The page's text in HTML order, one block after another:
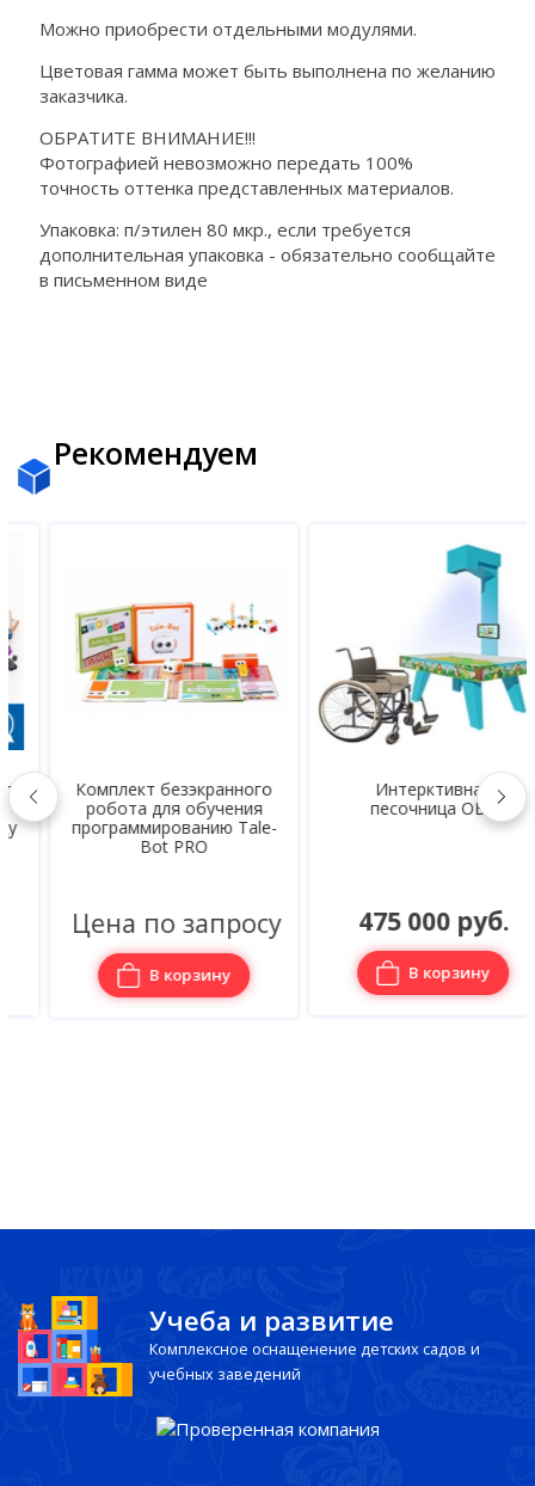
Можно приобрести отдельными модулями.
Цветовая гамма может быть выполнена по желанию
заказчика.
ОБРАТИТЕ ВНИМАНИЕ!!!
Фотографией невозможно передать 100%
точность оттенка представленных материалов.
Упаковка: п/этилен 80 мкр., если требуется
дополнительная упаковка - обязательно сообщайте
в письменном виде
Рекомендуем
Комплект безэкранного
робота для обучения
программированию Tale-
Bot PRO
Цена по запросу
В корзину
Интерктивная
песочница ОВЗ
475 000 руб.
В корзину
Учеба и развитие
Комплексное оснащенение детских садов и
учебных заведений